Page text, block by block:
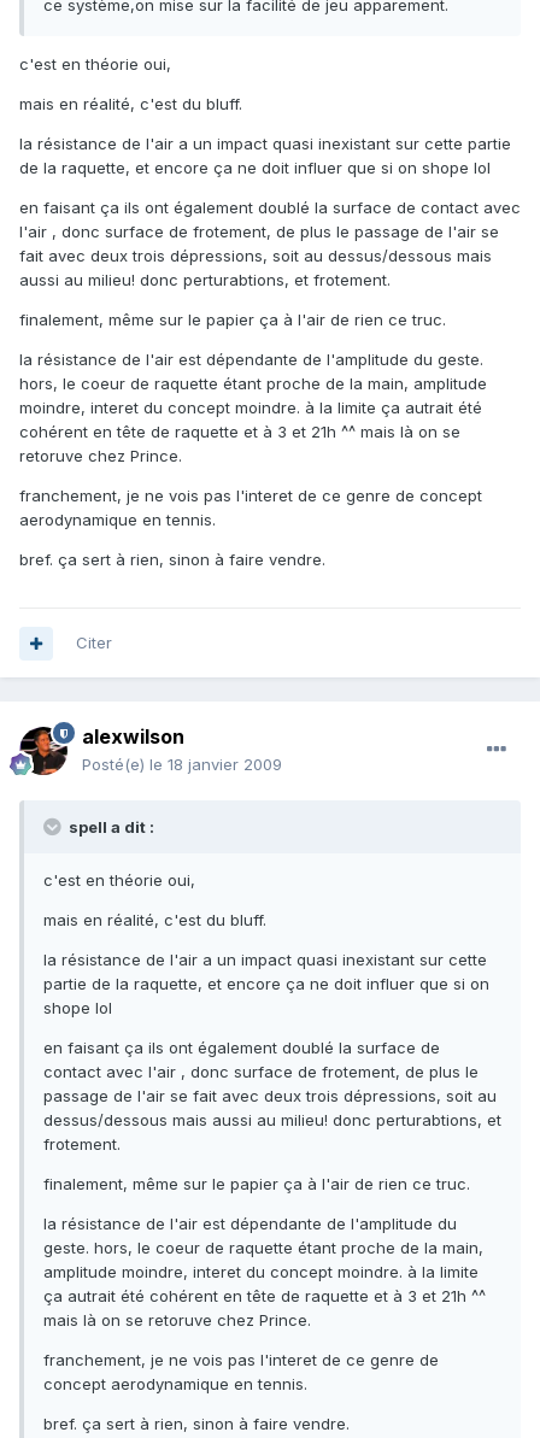
ce système,on mise sur la facilité de jeu apparement.
c'est en théorie oui,
mais en réalité, c'est du bluff.
la résistance de l'air a un impact quasi inexistant sur cette partie
de la raquette, et encore ça ne doit influer que si on shope lol
en faisant ça ils ont également doublé la surface de contact avec
l'air , donc surface de frotement, de plus le passage de l'air se
fait avec deux trois dépressions, soit au dessus/dessous mais
aussi au milieu! donc perturabtions, et frotement.
finalement, même sur le papier ça à l'air de rien ce truc.
la résistance de l'air est dépendante de l'amplitude du geste.
hors, le coeur de raquette étant proche de la main, amplitude
moindre, interet du concept moindre. à la limite ça autrait été
cohérent en tête de raquette et à 3 et 21h ^^ mais là on se
retoruve chez Prince.
franchement, je ne vois pas l'interet de ce genre de concept
aerodynamique en tennis.
bref. ça sert à rien, sinon à faire vendre.
Citer
alexwilson
Posté(e) le 18 janvier 2009
spell a dit :
c'est en théorie oui,
mais en réalité, c'est du bluff.
la résistance de l'air a un impact quasi inexistant sur cette
partie de la raquette, et encore ça ne doit influer que si on
shope lol
en faisant ça ils ont également doublé la surface de
contact avec l'air , donc surface de frotement, de plus le
passage de l'air se fait avec deux trois dépressions, soit au
dessus/dessous mais aussi au milieu! donc perturabtions, et
frotement.
finalement, même sur le papier ça à l'air de rien ce truc.
la résistance de l'air est dépendante de l'amplitude du
geste. hors, le coeur de raquette étant proche de la main,
amplitude moindre, interet du concept moindre. à la limite
ça autrait été cohérent en tête de raquette et à 3 et 21h ^^
mais là on se retoruve chez Prince.
franchement, je ne vois pas l'interet de ce genre de
concept aerodynamique en tennis.
bref. ça sert à rien, sinon à faire vendre.